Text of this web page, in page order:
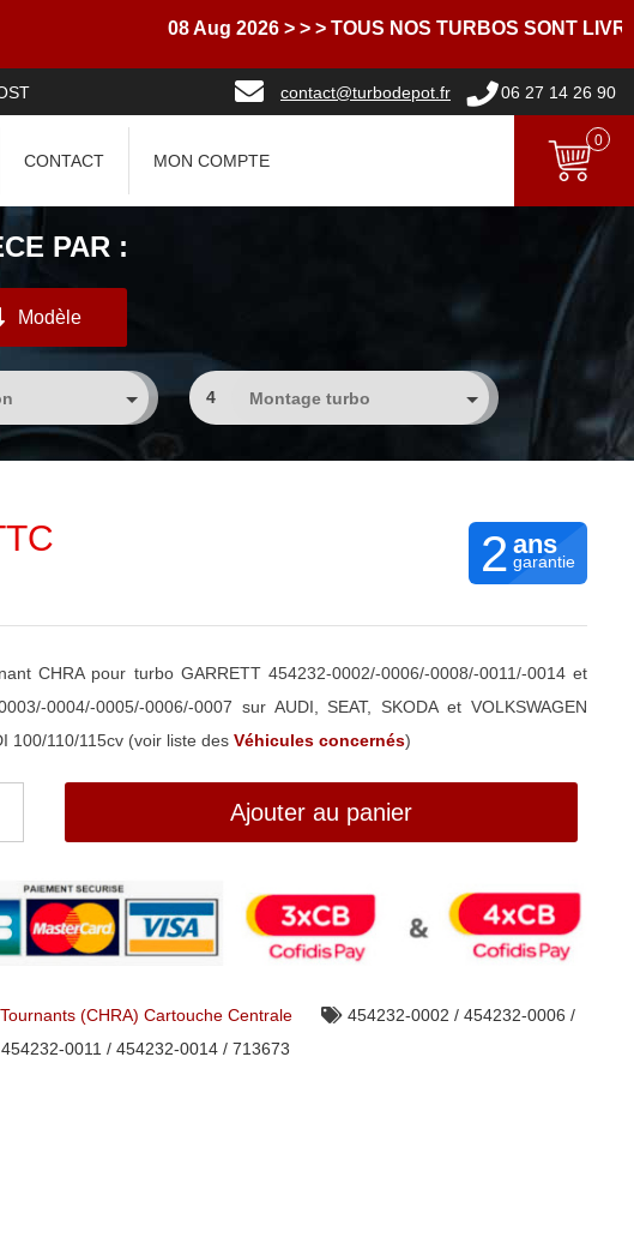
08 Aug 2026 > > > TOUS NOS TURBOS SONT LIVRES
contact@turbodepot.fr 06 27 14 26 90
CONTACT MON COMPTE
0
PAR :
Modèle
4
2 ans
garantie
CHRA pour turbo GARRETT 454232-0002/-0006/-0008/-0011/-0014 et
0004/-0005/-0006/-0007 sur AUDI, SEAT, SKODA et VOLKSWAGEN
100/110/115cv (voir liste des Véhicules concernés)
Ajouter au panier
(CHRA) Cartouche Centrale
454232-0002 / 454232-0006 /
0011 / 454232-0014 / 713673